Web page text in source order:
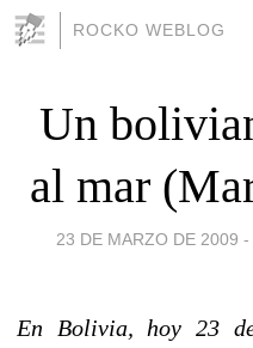
ROCKO WEBLOG
Un
al mar
23 DE MARZO DE 2009 -
En Bolivia, hoy 23